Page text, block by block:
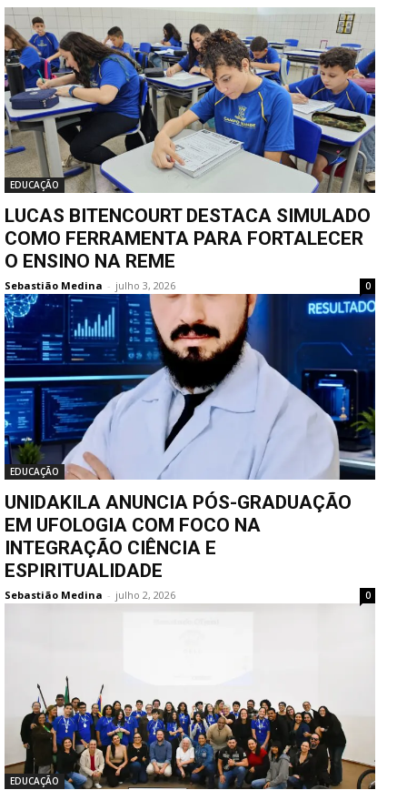
EDUCAÇÃO
LUCAS BITENCOURT DESTACA SIMULADO
COMO FERRAMENTA PARA FORTALECER
O ENSINO NA REME
Sebastião Medina - julho 3, 2026 0
EDUCAÇÃO
UNIDAKILA ANUNCIA PÓS-GRADUAÇÃO
EM UFOLOGIA COM FOCO NA
INTEGRAÇÃO CIÊNCIA E
ESPIRITUALIDADE
Sebastião Medina - julho 2, 2026 0
EDUCAÇÃO